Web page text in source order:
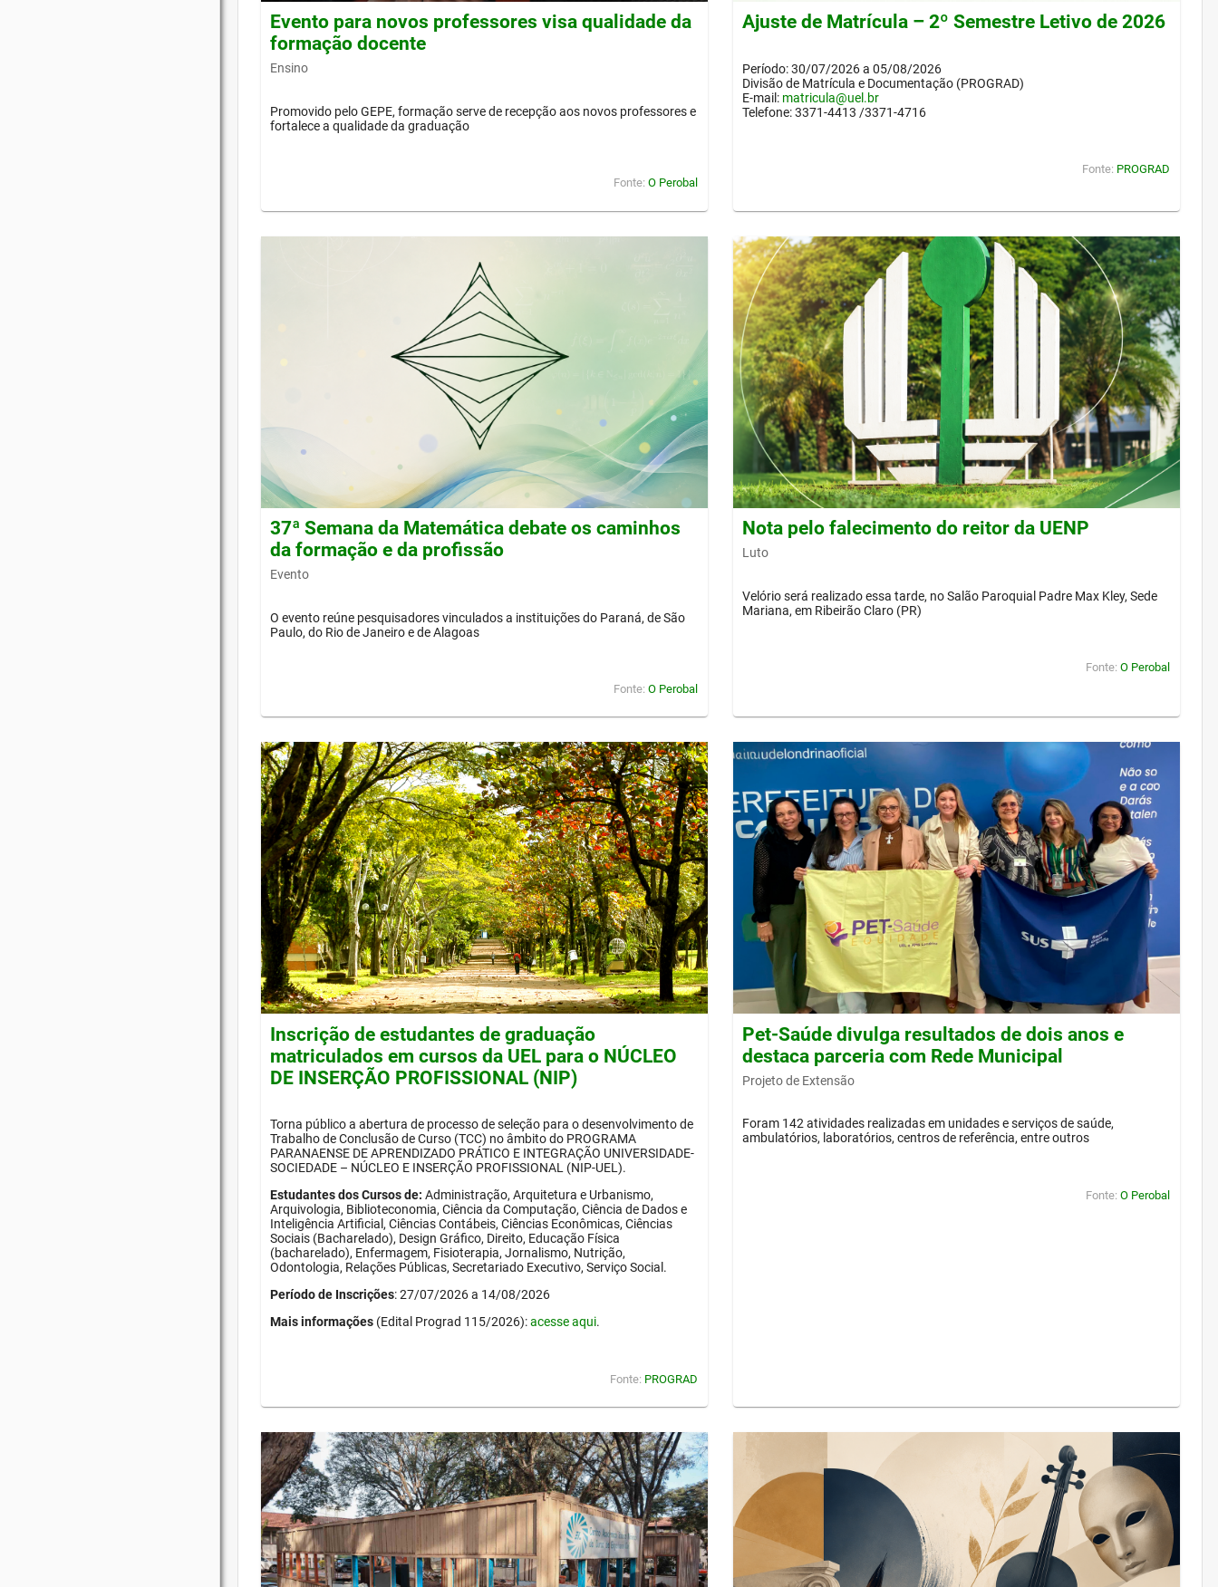
Evento para novos professores visa qualidade da
formação docente
Ensino
Promovido pelo GEPE, formação serve de recepção aos novos professores e
fortalece a qualidade da graduação
Fonte: O Perobal
Ajuste de Matrícula – 2º Semestre Letivo de 2026
Período: 30/07/2026 a 05/08/2026
Divisão de Matrícula e Documentação (PROGRAD)
E-mail: matricula@uel.br
Telefone: 3371-4413 /3371-4716
Fonte: PROGRAD
37ª Semana da Matemática debate os caminhos
da formação e da profissão
Evento
O evento reúne pesquisadores vinculados a instituições do Paraná, de São
Paulo, do Rio de Janeiro e de Alagoas
Fonte: O Perobal
Nota pelo falecimento do reitor da UENP
Luto
Velório será realizado essa tarde, no Salão Paroquial Padre Max Kley, Sede
Mariana, em Ribeirão Claro (PR)
Fonte: O Perobal
Inscrição de estudantes de graduação
matriculados em cursos da UEL para o NÚCLEO
DE INSERÇÃO PROFISSIONAL (NIP)
Torna público a abertura de processo de seleção para o desenvolvimento de
Trabalho de Conclusão de Curso (TCC) no âmbito do PROGRAMA
PARANAENSE DE APRENDIZADO PRÁTICO E INTEGRAÇÃO UNIVERSIDADE-
SOCIEDADE – NÚCLEO E INSERÇÃO PROFISSIONAL (NIP-UEL).
Estudantes dos Cursos de: Administração, Arquitetura e Urbanismo,
Arquivologia, Biblioteconomia, Ciência da Computação, Ciência de Dados e
Inteligência Artificial, Ciências Contábeis, Ciências Econômicas, Ciências
Sociais (Bacharelado), Design Gráfico, Direito, Educação Física
(bacharelado), Enfermagem, Fisioterapia, Jornalismo, Nutrição,
Odontologia, Relações Públicas, Secretariado Executivo, Serviço Social.
Período de Inscrições: 27/07/2026 a 14/08/2026
Mais informações (Edital Prograd 115/2026):acesse aqui.
Fonte: PROGRAD
Pet-Saúde divulga resultados de dois anos e
destaca parceria com Rede Municipal
Projeto de Extensão
Foram 142 atividades realizadas em unidades e serviços de saúde,
ambulatórios, laboratórios, centros de referência, entre outros
Fonte: O Perobal